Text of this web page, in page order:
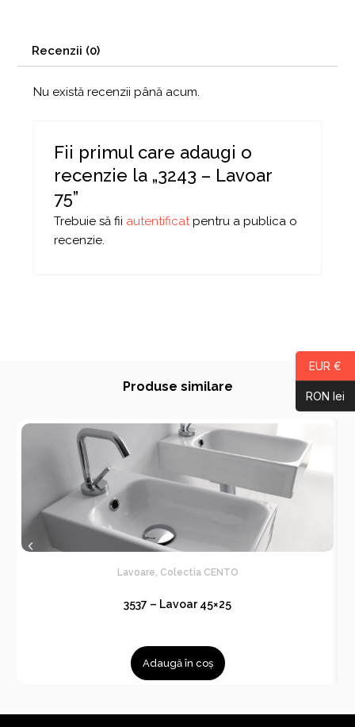
Recenzii (0)
Nu există recenzii până acum.
Fii primul care adaugi o
recenzie la „3243 – Lavoar
75”
Trebuie să fii autentificatpentru a publica o
recenzie.
Produse similare
Lavoare Colectia CENTO
3537 – Lavoar 45×25
Adaugă în coș
EUR €
RON lei